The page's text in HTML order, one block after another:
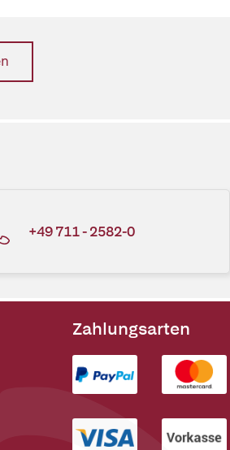
+49 711 - 2582-0
Zahlungsarten